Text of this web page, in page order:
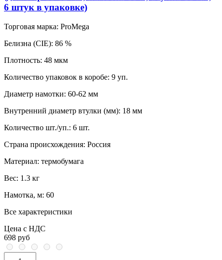
6 штук в упаковке)
Торговая марка: ProMega
Белизна (CIE): 86 %
Плотность: 48 мкм
Количество упаковок в коробе: 9 уп.
Диаметр намотки: 60-62 мм
Внутренний диаметр втулки (мм): 18 мм
Количество шт./уп.: 6 шт.
Страна происхождения: Россия
Материал: термобумага
Вес: 1.3 кг
Намотка, м: 60
Все характеристики
Цена с НДС
698 руб